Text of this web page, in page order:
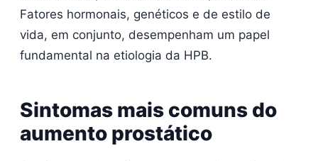
Fatores hormonais, genéticos e de estilo de
vida, em conjunto, desempenham um papel
fundamental na etiologia da HPB.
Sintomas mais comuns do
aumento prostático